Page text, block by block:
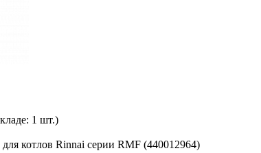
1 шт.)
котлов Rinnai серии RMF (440012964)